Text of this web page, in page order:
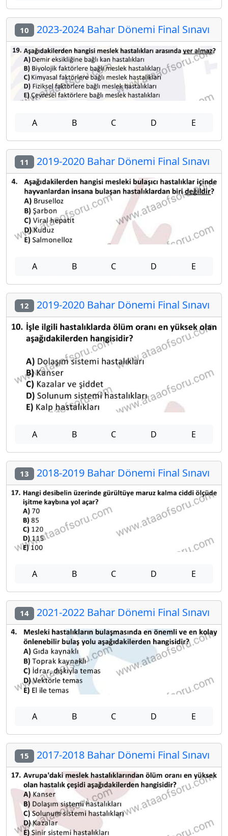
10 2023-2024 Bahar Dönemi Final Sınavı
A B C D E
11 2019-2020 Bahar Dönemi Final Sınavı
A B C D E
12 2019-2020 Bahar Dönemi Final Sınavı
A B C D E
13 2018-2019 Bahar Dönemi Final Sınavı
A B C D E
14 2021-2022 Bahar Dönemi Final Sınavı
A B C D E
15 2017-2018 Bahar Dönemi Final Sınavı